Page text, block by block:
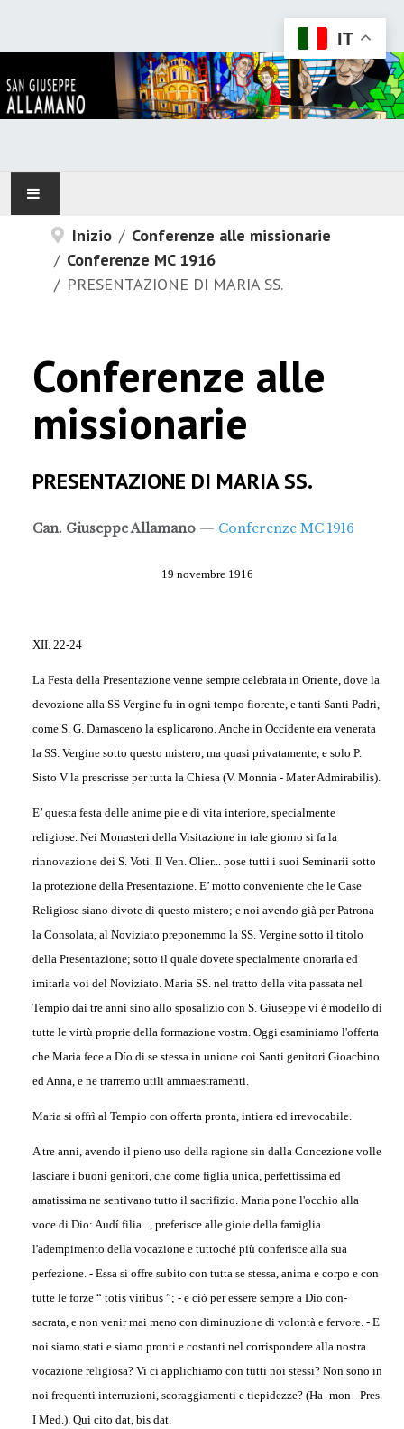
HOME
ALLAMANO
CONFONDATORE
PREGHIERE
IT
Inizio
Conferenze alle missionarie
Conferenze MC 1916
PRESENTAZIONE DI MARIA SS.
Conferenze alle
missionarie
PRESENTAZIONE DI MARIA SS.
Can. Giuseppe Allamano Conferenze MC 1916
19 novembre 1916
XII. 22-24
La Festa della Presentazione venne sempre celebrata in Oriente, dove la
devozione alla SS Vergine fu in ogni tempo fiorente, e tanti Santi Padri,
come S. G. Damasceno la esplicarono. Anche in Occidente era venerata
la SS. Vergine sotto questo mistero, ma quasi privatamente, e solo P.
Sisto V la prescrisse per tutta la Chiesa (V. Monnia - Mater Admirabilis).
E’ questa festa delle anime pie e di vita interiore, specialmente
religiose. Nei Monasteri della Visitazione in tale giorno si fa la
rinnovazione dei S. Voti. Il Ven. Olier... pose tutti i suoi Seminarii sotto
la protezione della Presentazione. E’ motto conveniente che le Case
Religiose siano divote di questo mistero; e noi avendo già per Patrona
la Consolata, al Noviziato preponemmo la SS. Vergine sotto il titolo
della Presentazione; sotto il quale dovete specialmente onorarla ed
imitarla voi del Noviziato. Maria SS. nel tratto della vita passata nel
Tempio dai tre anni sino allo sposalizio con S. Giuseppe vi è modello di
tutte le virtù proprie della formazione vostra. Oggi esaminiamo l'offerta
che Maria fece a Dío di se stessa in unione coi Santi genitori Gioacbino
ed Anna, e ne trarremo utili ammaestramenti.
Maria si offrì al Tempio con offerta pronta, intiera ed irrevocabile.
A tre anni, avendo il pieno uso della ragione sin dalla Concezione volle
lasciare i buoni genitori, che come figlia unica, perfettissima ed
amatissima ne sentivano tutto il sacrifizio. Maria pone l'occhio alla
voce di Dio: Audí filia..., preferisce alle gioie della famiglia
l'adempimento della vocazione e tuttoché più conferisce alla sua
perfezione. - Essa si offre subito con tutta se stessa, anima e corpo e con
tutte le forze “ totis viribus ”; - e ciò per essere sempre a Dio con-
sacrata, e non venir mai meno con diminuzione di volontà e fervore. - E
noi siamo stati e siamo pronti e costanti nel corrispondere alla nostra
vocazione religiosa? Vi ci applichiamo con tutti noi stessi? Non sono in
noi frequenti interruzioni, scoraggiamenti e tiepidezze? (Ha- mon - Pres.
I Med.). Qui cito dat, bis dat.